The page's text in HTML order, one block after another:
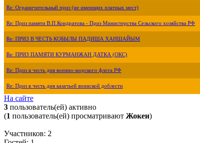
Re: Ограничительный приз (не имеющих платных мест)
Re: Приз памяти В.П.Кондратова - Приз Министерства Сельского хозяйства РФ
Re: ПРИЗ В ЧЕСТЬ КОБЫЛЫ ПАДИША ХАНШАЙЫМ
Re: ПРИЗ ПАМЯТИ КУРМАНЖАН ДАТКА (ОКС)
Re: Приз в честь дня военно-морского флота РФ
Re: Приз в честь дня казачьей воинской доблести
На сайте
3 пользователь(ей) активно
(1 пользователь(ей) просматривают Жокеи)
Участников: 2